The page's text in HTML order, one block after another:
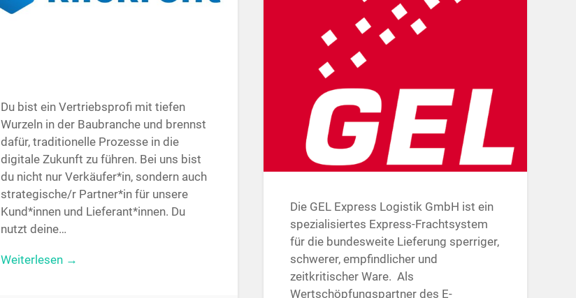
Du bist ein Vertriebsprofi mit tiefen
Wurzeln in der Baubranche und brennst
dafür, traditionelle Prozesse in die
digitale Zukunft zu führen. Bei uns bist
du nicht nur Verkäufer*in, sondern auch
strategische/r Partner*in für unsere
Kund*innen und Lieferant*innen. Du
nutzt deine…
Weiterlesen →
Die GEL Express Logistik GmbH ist ein
spezialisiertes Express-Frachtsystem
für die bundesweite Lieferung sperriger,
schwerer, empfindlicher und
zeitkritischer Ware. Als
Wertschöpfungspartner des E-